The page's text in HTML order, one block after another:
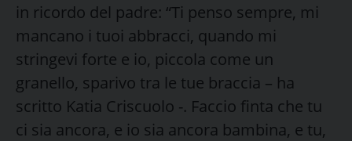
in ricordo del padre: “Ti penso sempre, mi
mancano i tuoi abbracci, quando mi
stringevi forte e io, piccola come un
granello, sparivo tra le tue braccia – ha
scritto Katia Criscuolo -. Faccio finta che tu
ci sia ancora, e io sia ancora bambina, e tu,